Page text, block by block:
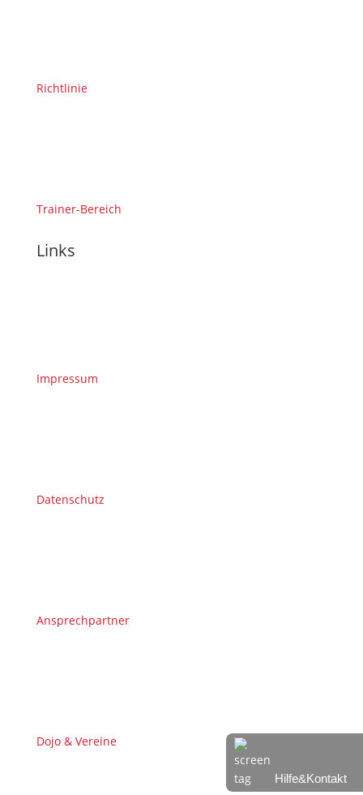
Richtlinie
Trainer-Bereich
Links
Impressum
Datenschutz
Ansprechpartner
Dojo & Vereine
Hilfe&Kontakt